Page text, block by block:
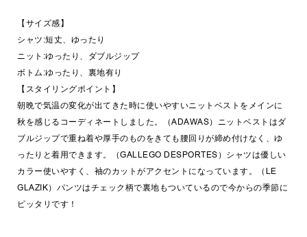
【サイズ感】
シャツ:短丈、ゆったり
ニット:ゆったり、ダブルジップ
ボトム:ゆったり、裏地有り
【スタイリングポイント】
朝晩で気温の変化が出てきた時に使いやすいニットベストをメインに
秋を感じるコーディネートしました。（ADAWAS）ニットベストはダ
ブルジップで重ね着や厚手のものをきても腰回りが締め付けなく、ゆ
ったりと着用できます。（GALLEGO DESPORTES）シャツは優しい
カラー使いやすく、袖のカットがアクセントになっています。（LE
GLAZIK）パンツはチェック柄で裏地もついているので今からの季節に
ピッタリです！